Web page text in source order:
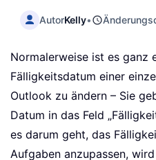
AutorKelly•
Normalerweise ist es ganz
Fälligkeitsdatum einer
Outlook zu ändern – Sie
Datum in das Feld
es darum geht, das
Aufgaben anzupassen,